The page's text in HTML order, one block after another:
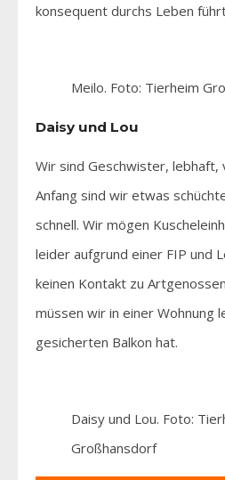
konsequent durchs Leben
Meilo. Foto: Tierheim
Daisy und Lou
Wir sind Geschwister, lebhaft,
Anfang sind wir etwas
schnell. Wir mögen
leider aufgrund einer FIP und
keinen Kontakt zu
müssen wir in einer Wohnung
gesicherten Balkon hat.
Daisy und Lou. Foto:
Großhansdorf